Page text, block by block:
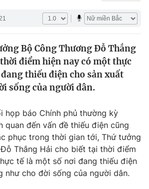
tế
Bộ Công Thương Đỗ Thắng
điểm hiện nay có một thực
thiếu điện cho sản xuất
sống của người dân.
họp báo Chính phủ thường kỳ
quan đến vấn đề thiếu điện cũng
phục trong thời gian tới, Thứ tưởng
Thắng Hải cho biết tại thời điểm
tế là một số nơi đang thiếu điện
như cho đời sống của người dân.